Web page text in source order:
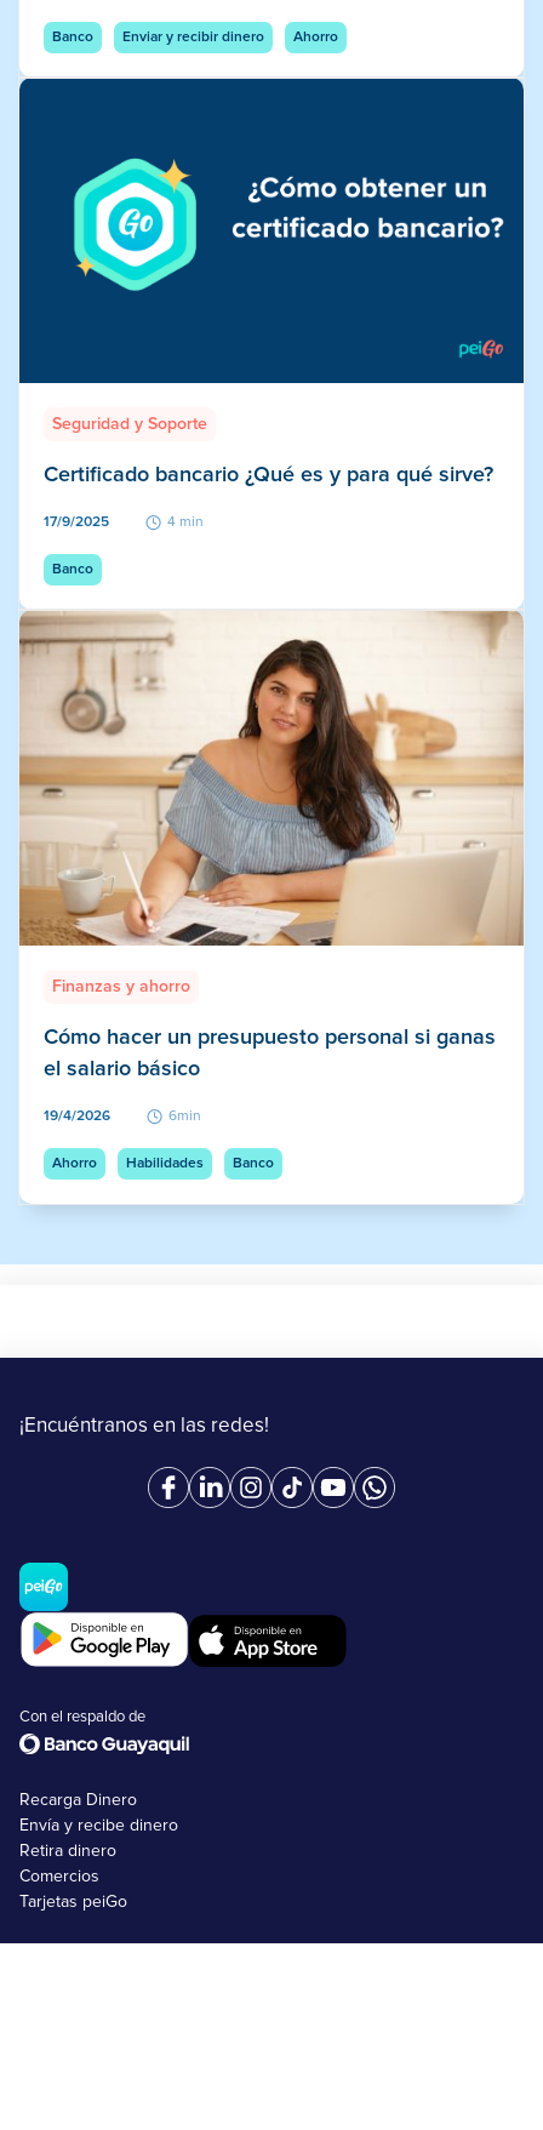
Banco Enviar y recibir dinero Ahorro
Seguridad y Soporte
Certificado bancario ¿Qué es y para qué sirve?
17/9/2025 4 min
Banco
Finanzas y ahorro
Cómo hacer un presupuesto personal si ganas
el salario básico
19/4/2026 6min
Ahorro Habilidades Banco
¡Encuéntranos en las redes!
Con el respaldo de
Recarga Dinero
Envía y recibe dinero
Retira dinero
Comercios
Tarjetas peiGo